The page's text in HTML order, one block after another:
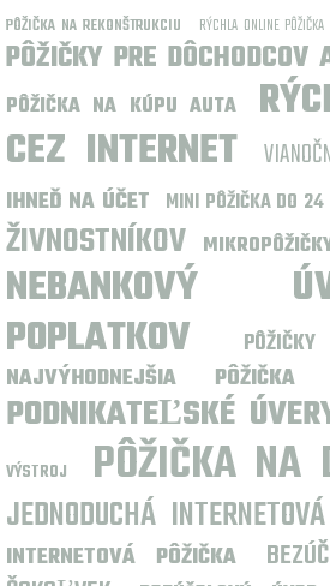
PÔŽIČKA NA REKONŠTRUKCIU RÝCHLA ONLINE
PÔŽIČKY PRE
PÔŽIČKA NA KÚPU AUTA
CEZ INTERNET
IHNEĎ NA ÚČET MINI PÔŽIČKA DO 24
ŽIVNOSTNÍKOV
NEBANKOVÝ
POPLATKOV
NAJVÝHODNEJŠIA PÔŽIČKA
PODNIKATEĽSKÉ
VÝSTROJ PÔŽIČKA NA
JEDNODUCHÁ
INTERNETOVÁ PÔŽIČKA